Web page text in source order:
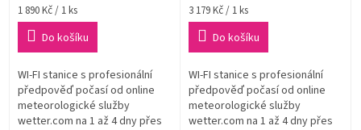
Měrná
cena:
1 890 Kč / 1 ks
Do košíku
WI-FI stanice s profesionální
předpověď počasí od online
meteorologické služby
wetter.com na 1 až 4 dny přes
Měrná
cena:
3 179 Kč / 1 ks
Do košíku
WI-FI stanice s profesionální
předpověď počasí od online
meteorologické služby
wetter.com na 1 až 4 dny přes